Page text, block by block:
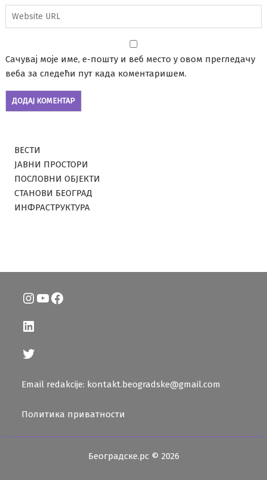
Сачувај моје име, е-пошту и веб место у овом прегледачу
веба за следећи пут када коментаришем.
ВЕСТИ
ЈАВНИ ПРОСТОРИ
ПОСЛОВНИ ОБЈЕКТИ
СТАНОВИ БЕОГРАД
ИНФРАСТРУКТУРА
Instagram
YouTube
Facebook
LinkedIn
Twitter
Email redakcije: kontakt.beogradske@gmail.com
Политика приватности
Београдске.рс © 2026